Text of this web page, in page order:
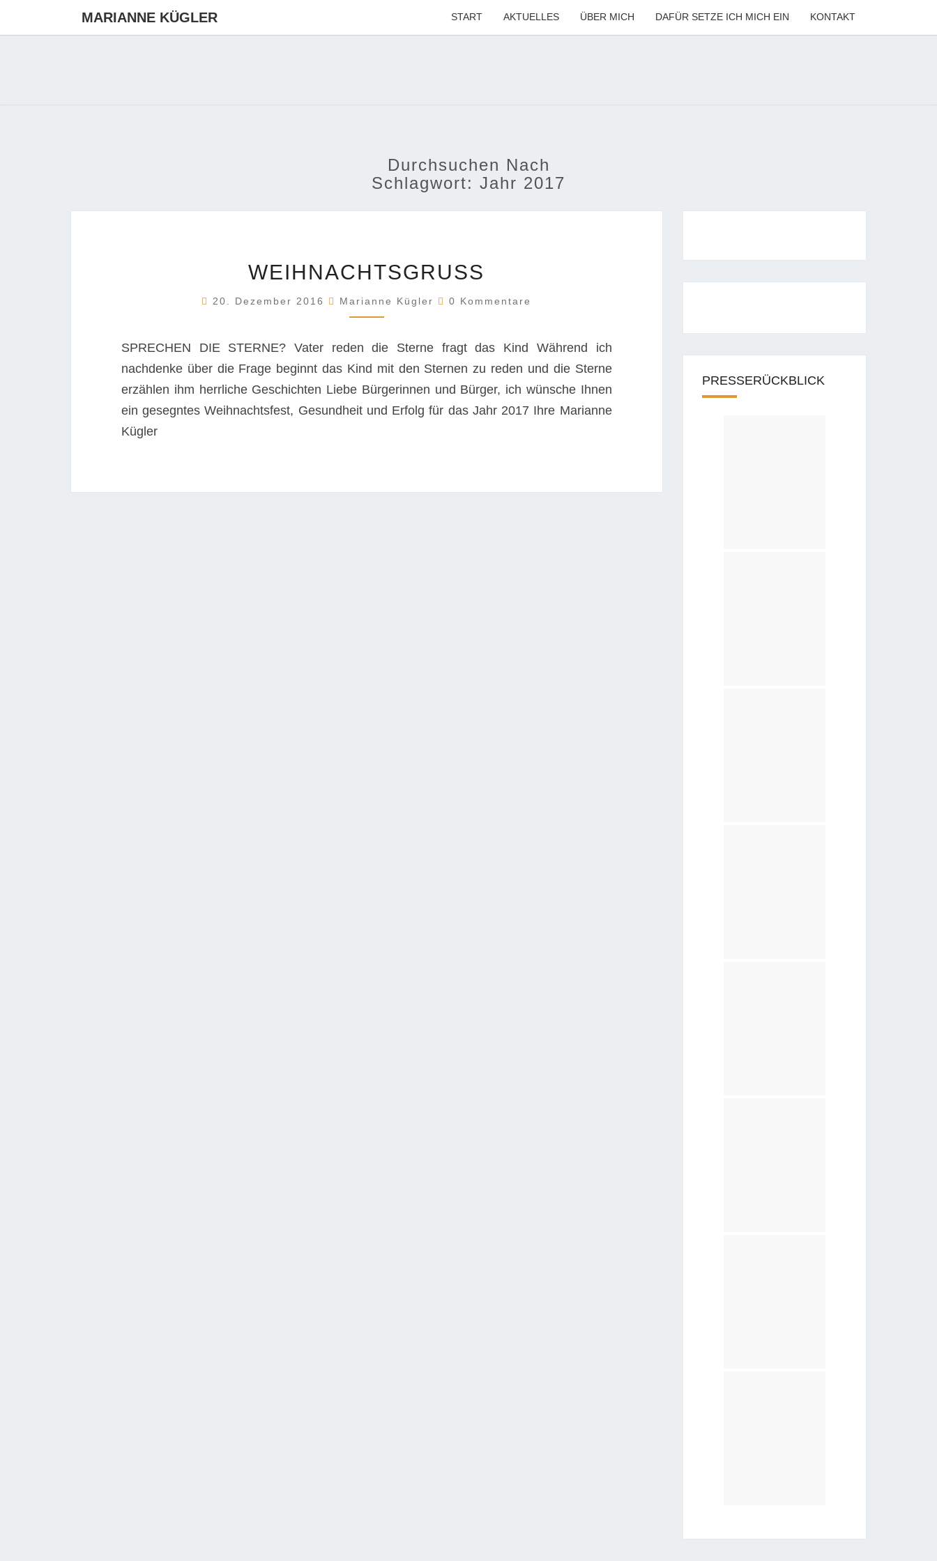
MARIANNE KÜGLER START AKTUELLES ÜBER MICH DAFÜR SETZE ICH MICH EIN KONTAKT
Durchsuchen Nach
Schlagwort: Jahr 2017
WEIHNACHTSGRUSS
20. Dezember 2016 Marianne Kügler Kommentare
0 Kommentare
SPRECHEN DIE STERNE? Vater reden die Sterne fragt das Kind Während ich
nachdenke über die Frage beginnt das Kind mit den Sternen zu reden und die Sterne
erzählen ihm herrliche Geschichten Liebe Bürgerinnen und Bürger, ich wünsche Ihnen
ein gesegntes Weihnachtsfest, Gesundheit und Erfolg für das Jahr 2017 Ihre Marianne
Kügler
PRESSERÜCKBLICK